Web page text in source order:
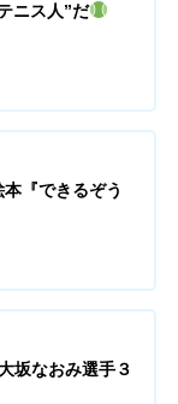
ニス人”だ
『できるぞう
坂なおみ選手３